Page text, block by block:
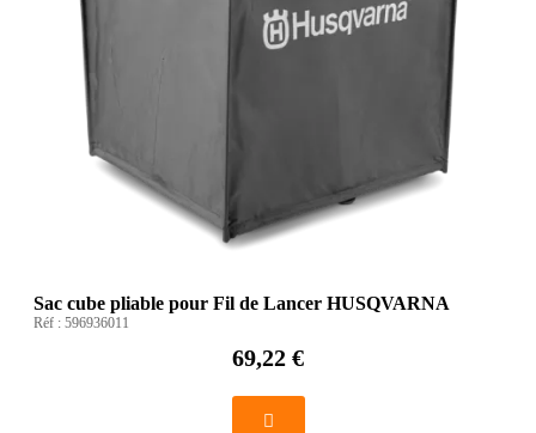
Sac cube pliable pour Fil de Lancer HUSQVARNA
Réf : 596936011
69,22 €